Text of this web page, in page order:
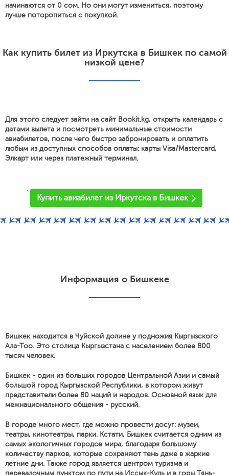
начинаются от 0 сом. Но они могут измениться, поэтому
лучше поторопиться с покупкой.
Как купить билет из Иркутска в Бишкек по самой
низкой цене?
Для этого следует зайти на сайт Bookit.kg, открыть календарь с
датами вылета и посмотреть минимальные стоимости
авиабилетов, после чего быстро забронировать и оплатить
любым из доступных способов оплаты: карты Visa/Mastercard,
Элкарт или через платежный терминал.
'
Купить авиабилет из Иркутска в Бишкек
Информация о Бишкеке
Бишкек находится в Чуйской долине у подножия Кыргызского
Ала-Тоо. Это столица Кыргызстана с населением более 800
тысяч человек.
Бишкек - один из больших городов Центральной Азии и самый
большой город Кыргызской Республики, в котором живут
представители более 80 наций и народов. Основной язык для
межнационального общения - русский.
В городе много мест, где можно провести досуг: музеи,
театры, кинотеатры, парки. Кстати, Бишкек считается одним из
самых экологичных городов мира, благодаря большому
количеству парков, которые сохраняют тень даже в жаркие
летние дни. Также город является центром туризма и
перевалочным пунктом по пути на Иссык-Куль и в горы Тянь-